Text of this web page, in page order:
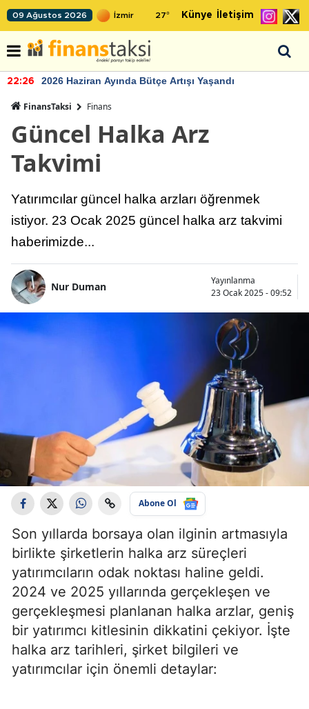
09 Ağustos 2026 27° Künye İletişim
22:26 2026 Haziran Ayında Bütçe Artışı Yaşandı
FinansTaksi Finans
Güncel Halka Arz
Takvimi
Yatırımcılar güncel halka arzları öğrenmek
istiyor. 23 Ocak 2025 güncel halka arz takvimi
haberimizde...
Nur Duman
Yayınlanma
23 Ocak 2025 - 09:52
Abone Ol
Son yıllarda borsaya olan ilginin artmasıyla
birlikte şirketlerin halka arz süreçleri
yatırımcıların odak noktası haline geldi.
2024 ve 2025 yıllarında gerçekleşen ve
gerçekleşmesi planlanan halka arzlar, geniş
bir yatırımcı kitlesinin dikkatini çekiyor. İşte
halka arz tarihleri, şirket bilgileri ve
yatırımcılar için önemli detaylar: